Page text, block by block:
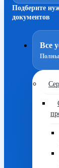
Подберите
документов
Все